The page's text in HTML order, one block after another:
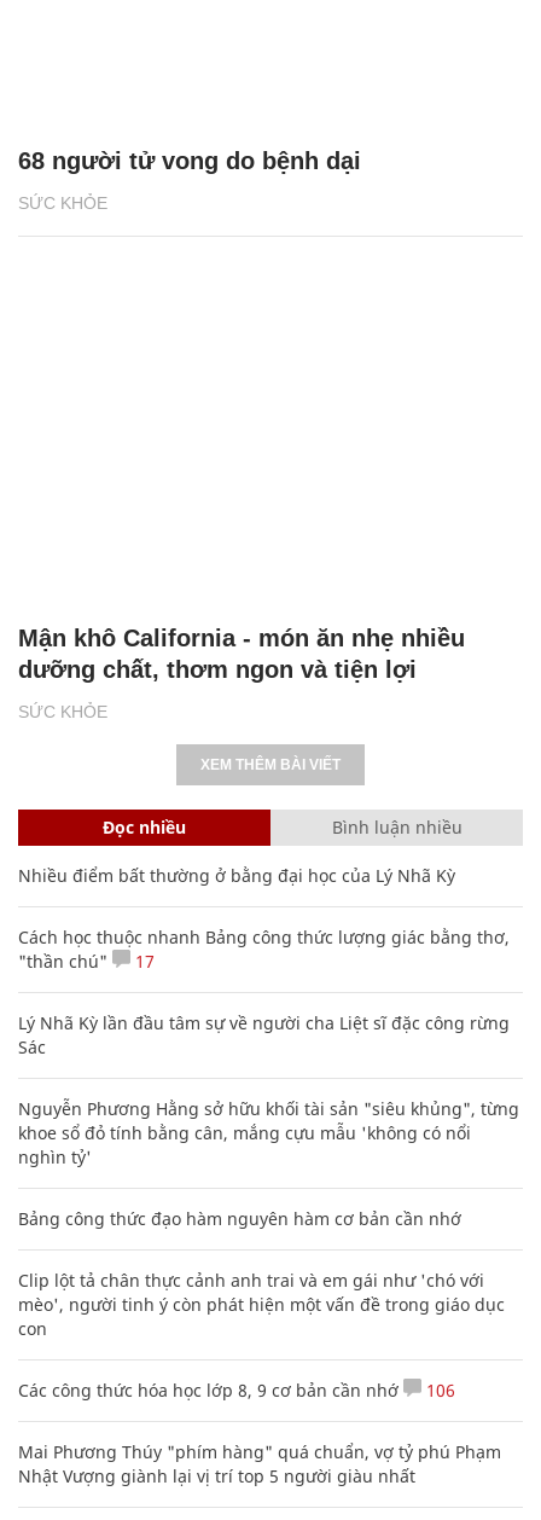
SỨC KHỎE
68 người tử vong do bệnh dại
SỨC KHỎE
Mận khô California - món ăn nhẹ nhiều
dưỡng chất, thơm ngon và tiện lợi
XEM THÊM BÀI VIẾT
Đọc nhiều Bình luận nhiều
Nhiều điểm bất thường ở bằng đại học của Lý Nhã Kỳ
Cách học thuộc nhanh Bảng công thức lượng giác bằng thơ,
"thần chú"
17
Lý Nhã Kỳ lần đầu tâm sự về người cha Liệt sĩ đặc công rừng
Sác
Nguyễn Phương Hằng sở hữu khối tài sản "siêu khủng", từng
khoe sổ đỏ tính bằng cân, mắng cựu mẫu 'không có nổi
nghìn tỷ'
Bảng công thức đạo hàm nguyên hàm cơ bản cần nhớ
Clip lột tả chân thực cảnh anh trai và em gái như 'chó với
mèo', người tinh ý còn phát hiện một vấn đề trong giáo dục
con
Các công thức hóa học lớp 8, 9 cơ bản cần nhớ 106
Mai Phương Thúy "phím hàng" quá chuẩn, vợ tỷ phú Phạm
Nhật Vượng giành lại vị trí top 5 người giàu nhất